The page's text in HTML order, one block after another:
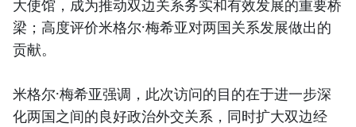
大使馆，成为推动双边关系务实和有效发展的重要桥
梁；高度评价米格尔·梅希亚对两国关系发展做出的
贡献。
米格尔·梅希亚强调，此次访问的目的在于进一步深
化两国之间的良好政治外交关系，同时扩大双边经